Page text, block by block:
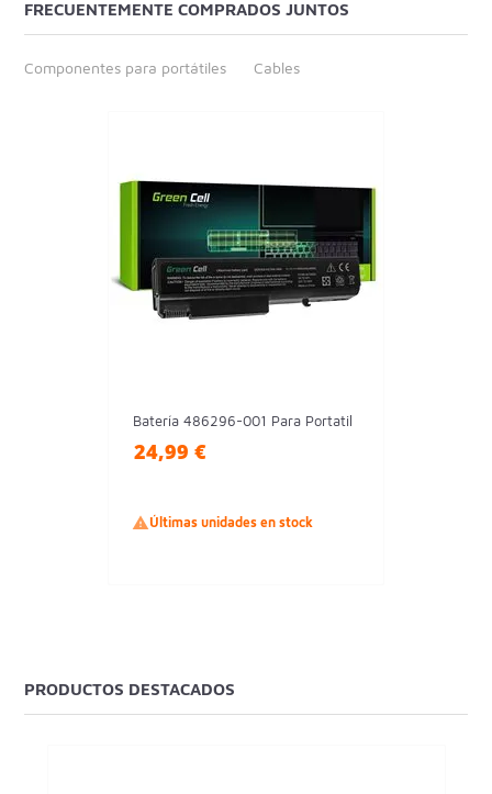
FRECUENTEMENTE COMPRADOS JUNTOS
Componentes para portátiles Cables
Batería 486296-001 Para Portatil
24,99 €
Últimas unidades en stock
PRODUCTOS DESTACADOS